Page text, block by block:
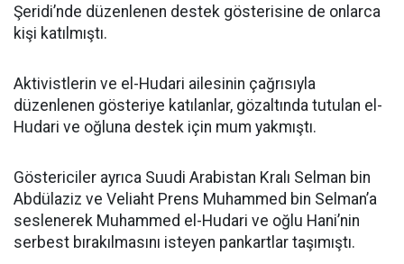
Şeridi’nde düzenlenen destek gösterisine de onlarca
kişi katılmıştı.
Aktivistlerin ve el-Hudari ailesinin çağrısıyla
düzenlenen gösteriye katılanlar, gözaltında tutulan el-
Hudari ve oğluna destek için mum yakmıştı.
Göstericiler ayrıca Suudi Arabistan Kralı Selman bin
Abdülaziz ve Veliaht Prens Muhammed bin Selman’a
seslenerek Muhammed el-Hudari ve oğlu Hani’nin
serbest bırakılmasını isteyen pankartlar taşımıştı.